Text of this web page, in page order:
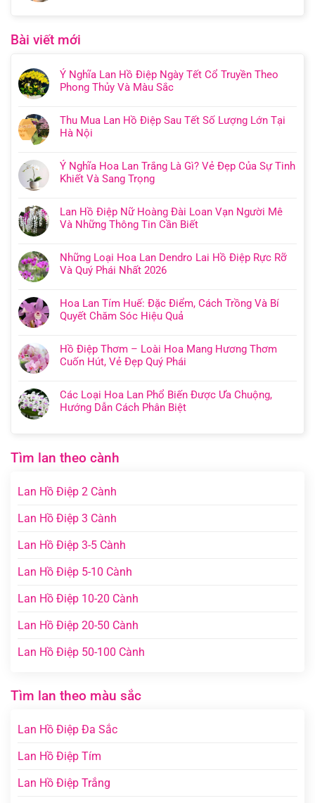
Bài viết mới
Ý Nghĩa Lan Hồ Điệp Ngày Tết Cổ Truyền Theo
Phong Thủy Và Màu Sắc
Thu Mua Lan Hồ Điệp Sau Tết Số Lượng Lớn Tại
Hà Nội
Ý Nghĩa Hoa Lan Trắng Là Gì? Vẻ Đẹp Của Sự Tinh
Khiết Và Sang Trọng
Lan Hồ Điệp Nữ Hoàng Đài Loan Vạn Người Mê
Và Những Thông Tin Cần Biết
Những Loại Hoa Lan Dendro Lai Hồ Điệp Rực Rỡ
Và Quý Phái Nhất 2026
Hoa Lan Tím Huế: Đặc Điểm, Cách Trồng Và Bí
Quyết Chăm Sóc Hiệu Quả
Hồ Điệp Thơm – Loài Hoa Mang Hương Thơm
Cuốn Hút, Vẻ Đẹp Quý Phái
Các Loại Hoa Lan Phổ Biến Được Ưa Chuộng,
Hướng Dẫn Cách Phân Biệt
Tìm lan theo cành
Lan Hồ Điệp 2 Cành
Lan Hồ Điệp 3 Cành
Lan Hồ Điệp 3-5 Cành
Lan Hồ Điệp 5-10 Cành
Lan Hồ Điệp 10-20 Cành
Lan Hồ Điệp 20-50 Cành
Lan Hồ Điệp 50-100 Cành
Tìm lan theo màu sắc
Lan Hồ Điệp Đa Sắc
Lan Hồ Điệp Tím
Lan Hồ Điệp Trắng